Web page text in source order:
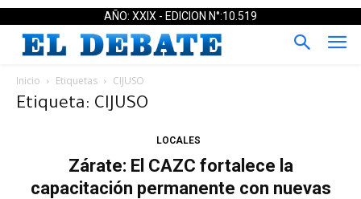
AÑO: XXIX - EDICION N°:10.519
Inicio Etiquetas CIJUSO
Etiqueta: CIJUSO
LOCALES
Zárate: El CAZC fortalece la
capacitación permanente con nuevas